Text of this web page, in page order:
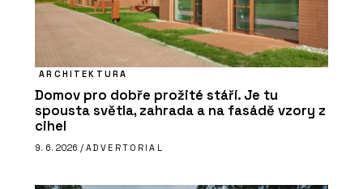
ARCHITEKTURA
Domov pro dobře prožité stáří. Je tu
spousta světla, zahrada a na fasádě vzory z
cihel
9. 6. 2026 / ADVERTORIAL